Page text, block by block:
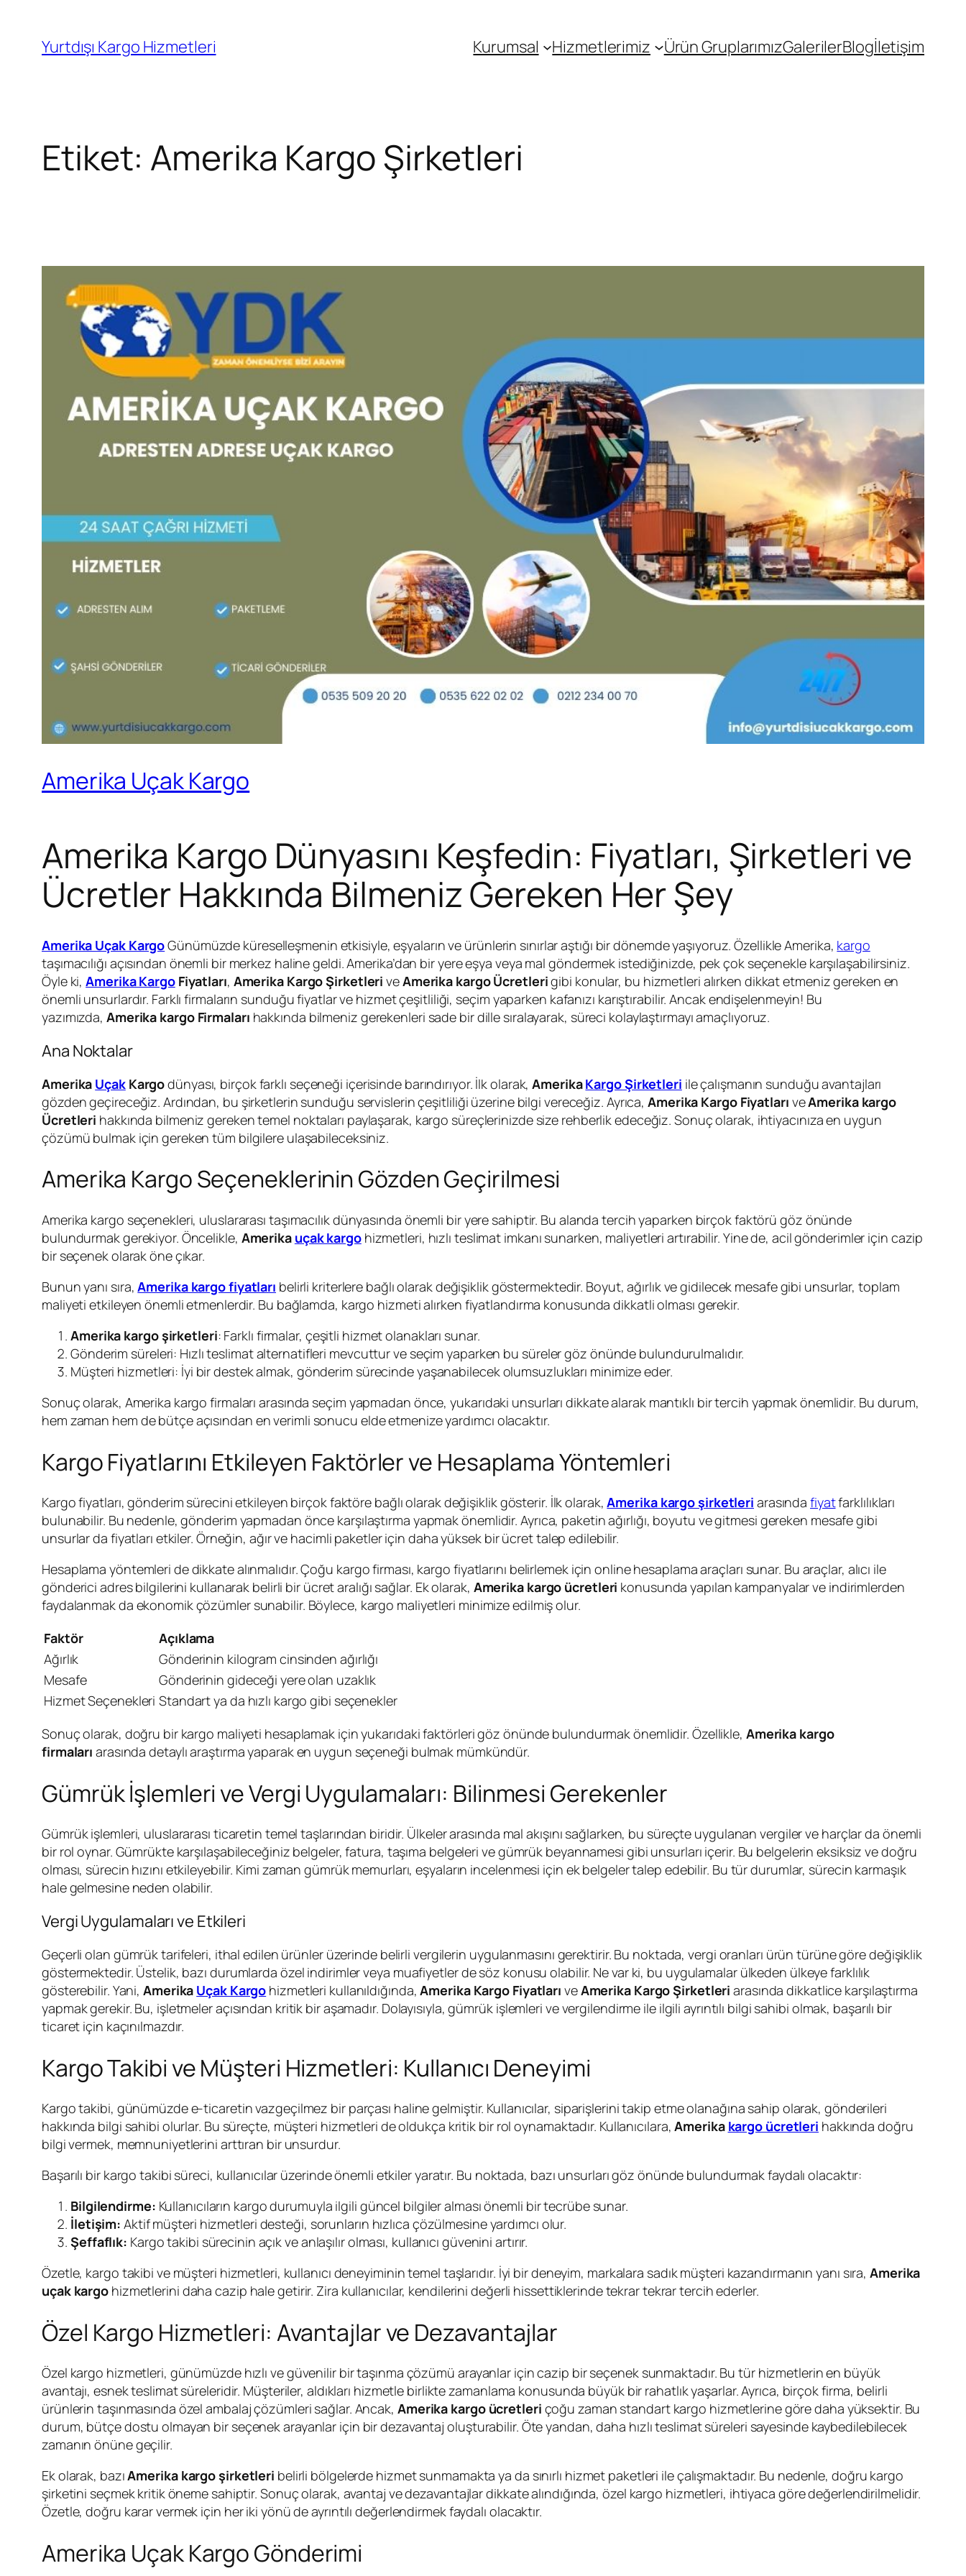
Yurtdışı Kargo Hizmetleri Kurumsal Hizmetlerimiz Ürün GruplarımızGalerilerBlogİletişim
Etiket: Amerika Kargo Şirketleri
Amerika Uçak Kargo
Amerika Kargo Dünyasını Keşfedin: Fiyatları, Şirketleri ve
Ücretler Hakkında Bilmeniz Gereken Her Şey
Amerika Uçak KargoGünümüzde küreselleşmenin etkisiyle, eşyaların ve ürünlerin sınırlar aştığı bir dönemde yaşıyoruz. Özellikle Amerika, kargo
taşımacılığı açısından önemli bir merkez haline geldi. Amerika’dan bir yere eşya veya mal göndermek istediğinizde, pek çok seçenekle karşılaşabilirsiniz.
Öyle ki,Amerika KargoFiyatları, Amerika Kargo Şirketleri veAmerika kargo Ücretlerigibi konular, bu hizmetleri alırken dikkat etmeniz gereken en
önemli unsurlardır. Farklı firmaların sunduğu fiyatlar ve hizmet çeşitliliği, seçim yaparken kafanızı karıştırabilir. Ancak endişelenmeyin! Bu
yazımızda, Amerika kargo Firmaları hakkında bilmeniz gerekenleri sade bir dille sıralayarak, süreci kolaylaştırmayı amaçlıyoruz.
Ana Noktalar
Amerika UçakKargodünyası, birçok farklı seçeneği içerisinde barındırıyor. İlk olarak,AmerikaKargo Şirketleri ile çalışmanın sunduğu avantajları
gözden geçireceğiz. Ardından, bu şirketlerin sunduğu servislerin çeşitliliği üzerine bilgi vereceğiz. Ayrıca,Amerika Kargo Fiyatları veAmerika kargo
Ücretleri hakkında bilmeniz gereken temel noktaları paylaşarak, kargo süreçlerinizde size rehberlik edeceğiz. Sonuç olarak, ihtiyacınıza en uygun
çözümü bulmak için gereken tüm bilgilere ulaşabileceksiniz.
Amerika Kargo Seçeneklerinin Gözden Geçirilmesi
Amerika kargo seçenekleri, uluslararası taşımacılık dünyasında önemli bir yere sahiptir. Bu alanda tercih yaparken birçok faktörü göz önünde
bulundurmak gerekiyor. Öncelikle, Amerika uçak kargohizmetleri, hızlı teslimat imkanı sunarken, maliyetleri artırabilir. Yine de, acil gönderimler için cazip
bir seçenek olarak öne çıkar.
Bunun yanı sıra,Amerika kargo fiyatları belirli kriterlere bağlı olarak değişiklik göstermektedir. Boyut, ağırlık ve gidilecek mesafe gibi unsurlar, toplam
maliyeti etkileyen önemli etmenlerdir. Bu bağlamda, kargo hizmeti alırken fiyatlandırma konusunda dikkatli olması gerekir.
Amerika kargo şirketleri: Farklı firmalar, çeşitli hizmet olanakları sunar.
Gönderim süreleri: Hızlı teslimat alternatifleri mevcuttur ve seçim yaparken bu süreler göz önünde bulundurulmalıdır.
Müşteri hizmetleri: İyi bir destek almak, gönderim sürecinde yaşanabilecek olumsuzlukları minimize eder.
Sonuç olarak, Amerika kargo firmaları arasında seçim yapmadan önce, yukarıdaki unsurları dikkate alarak mantıklı bir tercih yapmak önemlidir. Bu durum,
hem zaman hem de bütçe açısından en verimli sonucu elde etmenize yardımcı olacaktır.
Kargo Fiyatlarını Etkileyen Faktörler ve Hesaplama Yöntemleri
Kargo fiyatları, gönderim sürecini etkileyen birçok faktöre bağlı olarak değişiklik gösterir. İlk olarak,Amerika kargo şirketleri arasındafiyatfarklılıkları
bulunabilir. Bu nedenle, gönderim yapmadan önce karşılaştırma yapmak önemlidir. Ayrıca, paketin ağırlığı, boyutu ve gitmesi gereken mesafe gibi
unsurlar da fiyatları etkiler. Örneğin, ağır ve hacimli paketler için daha yüksek bir ücret talep edilebilir.
Hesaplama yöntemleri de dikkate alınmalıdır. Çoğu kargo firması, kargo fiyatlarını belirlemek için online hesaplama araçları sunar. Bu araçlar, alıcı ile
gönderici adres bilgilerini kullanarak belirli bir ücret aralığı sağlar. Ek olarak, Amerika kargo ücretleri konusunda yapılan kampanyalar ve indirimlerden
faydalanmak da ekonomik çözümler sunabilir. Böylece, kargo maliyetleri minimize edilmiş olur.
Faktör
Açıklama
Ağırlık
Gönderinin kilogram cinsinden ağırlığı
Mesafe
Gönderinin gideceği yere olan uzaklık
Hizmet Seçenekleri Standart ya da hızlı kargo gibi seçenekler
Sonuç olarak, doğru bir kargo maliyeti hesaplamak için yukarıdaki faktörleri göz önünde bulundurmak önemlidir. Özellikle, Amerika kargo
firmaları arasında detaylı araştırma yaparak en uygun seçeneği bulmak mümkündür.
Gümrük İşlemleri ve Vergi Uygulamaları: Bilinmesi Gerekenler
Gümrük işlemleri, uluslararası ticaretin temel taşlarından biridir. Ülkeler arasında mal akışını sağlarken, bu süreçte uygulanan vergiler ve harçlar da önemli
bir rol oynar. Gümrükte karşılaşabileceğiniz belgeler, fatura, taşıma belgeleri ve gümrük beyannamesi gibi unsurları içerir. Bu belgelerin eksiksiz ve doğru
olması, sürecin hızını etkileyebilir. Kimi zaman gümrük memurları, eşyaların incelenmesi için ek belgeler talep edebilir. Bu tür durumlar, sürecin karmaşık
hale gelmesine neden olabilir.
Vergi Uygulamaları ve Etkileri
Geçerli olan gümrük tarifeleri, ithal edilen ürünler üzerinde belirli vergilerin uygulanmasını gerektirir. Bu noktada, vergi oranları ürün türüne göre değişiklik
göstermektedir. Üstelik, bazı durumlarda özel indirimler veya muafiyetler de söz konusu olabilir. Ne var ki, bu uygulamalar ülkeden ülkeye farklılık
gösterebilir. Yani, Amerika Uçak Kargo hizmetleri kullanıldığında,Amerika Kargo Fiyatları veAmerika Kargo Şirketleri arasında dikkatlice karşılaştırma
yapmak gerekir. Bu, işletmeler açısından kritik bir aşamadır. Dolayısıyla, gümrük işlemleri ve vergilendirme ile ilgili ayrıntılı bilgi sahibi olmak, başarılı bir
ticaret için kaçınılmazdır.
Kargo Takibi ve Müşteri Hizmetleri: Kullanıcı Deneyimi
Kargo takibi, günümüzde e-ticaretin vazgeçilmez bir parçası haline gelmiştir. Kullanıcılar, siparişlerini takip etme olanağına sahip olarak, gönderileri
hakkında bilgi sahibi olurlar. Bu süreçte, müşteri hizmetleri de oldukça kritik bir rol oynamaktadır. Kullanıcılara,Amerika kargo ücretleri hakkında doğru
bilgi vermek, memnuniyetlerini arttıran bir unsurdur.
Başarılı bir kargo takibi süreci, kullanıcılar üzerinde önemli etkiler yaratır. Bu noktada, bazı unsurları göz önünde bulundurmak faydalı olacaktır:
Bilgilendirme: Kullanıcıların kargo durumuyla ilgili güncel bilgiler alması önemli bir tecrübe sunar.
İletişim: Aktif müşteri hizmetleri desteği, sorunların hızlıca çözülmesine yardımcı olur.
Şeffaflık: Kargo takibi sürecinin açık ve anlaşılır olması, kullanıcı güvenini artırır.
Özetle, kargo takibi ve müşteri hizmetleri, kullanıcı deneyiminin temel taşlarıdır. İyi bir deneyim, markalara sadık müşteri kazandırmanın yanı sıra, Amerika
uçak kargo hizmetlerini daha cazip hale getirir. Zira kullanıcılar, kendilerini değerli hissettiklerinde tekrar tekrar tercih ederler.
Özel Kargo Hizmetleri: Avantajlar ve Dezavantajlar
Özel kargo hizmetleri, günümüzde hızlı ve güvenilir bir taşınma çözümü arayanlar için cazip bir seçenek sunmaktadır. Bu tür hizmetlerin en büyük
avantajı, esnek teslimat süreleridir. Müşteriler, aldıkları hizmetle birlikte zamanlama konusunda büyük bir rahatlık yaşarlar. Ayrıca, birçok firma, belirli
ürünlerin taşınmasında özel ambalaj çözümleri sağlar. Ancak, Amerika kargo ücretleri çoğu zaman standart kargo hizmetlerine göre daha yüksektir. Bu
durum, bütçe dostu olmayan bir seçenek arayanlar için bir dezavantaj oluşturabilir. Öte yandan, daha hızlı teslimat süreleri sayesinde kaybedilebilecek
zamanın önüne geçilir.
Ek olarak, bazıAmerika kargo şirketleri belirli bölgelerde hizmet sunmamakta ya da sınırlı hizmet paketleri ile çalışmaktadır. Bu nedenle, doğru kargo
şirketini seçmek kritik öneme sahiptir. Sonuç olarak, avantaj ve dezavantajlar dikkate alındığında, özel kargo hizmetleri, ihtiyaca göre değerlendirilmelidir.
Özetle, doğru karar vermek için her iki yönü de ayrıntılı değerlendirmek faydalı olacaktır.
Amerika Uçak Kargo Gönderimi